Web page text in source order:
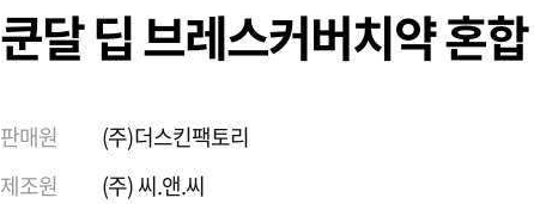
쿤달 딥 브레스커버치약 혼
판매원
(주)더스킨팩토리
제조원
(주) 씨.앤.씨